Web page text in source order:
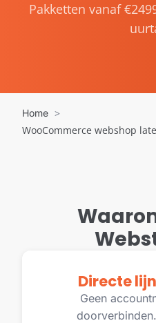
Pakketten vanaf
Home
WooCommerce webshop
Directe
Geen